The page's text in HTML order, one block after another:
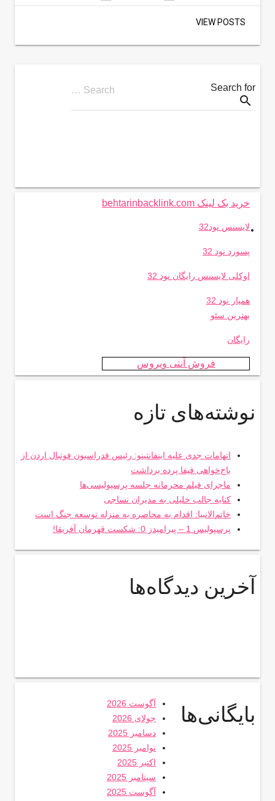
VIEW POSTS
Search for
Search …
search
.
خرید بک لینک behtarinbacklink.com
لایسنس نود32
پسورد نود 32
اوکلی لایسنس رایگان نود 32
همیار نود 32
بهترین سئو
رایگان
فروش آنتی ویروس
نوشته‌های تازه
اتهامات جدی علیه اینفانتینو: رئیس فدراسیون فوتبال اردن از
باج‌خواهی فیفا پرده برداشت
ماجرای فیلم محرمانه جلسه پرسپولیسی‌ها
کنایه جالب خلیلی به مدیران نساجی
خاتم‌الانبیا: اقدام به محاصره به منزله توسعه جنگ است
پرسپولیس 1 – پیرامیدز 0: شکست قهرمان آفریقا!
آخرین دیدگاه‌ها
بایگانی‌ها
آگوست 2026
جولای 2026
دسامبر 2025
نوامبر 2025
اکتبر 2025
سپتامبر 2025
آگوست 2025